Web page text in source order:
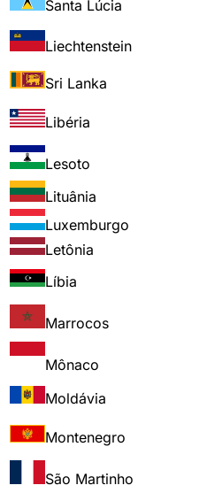
Santa Lúcia
Liechtenstein
Sri Lanka
Libéria
Lesoto
Lituânia
Luxemburgo
Letônia
Líbia
Marrocos
Mônaco
Moldávia
Montenegro
São Martinho